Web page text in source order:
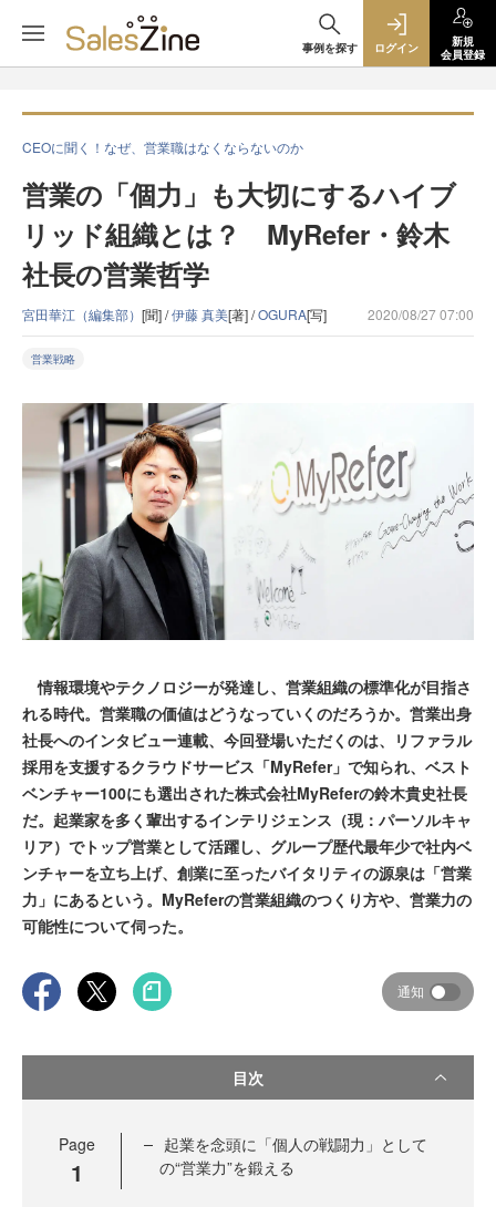
事例を探す ログイン
新規
会員登録
CEOに聞く！なぜ、営業職はなくならないのか
営業の「個力」も大切にするハイブ
リッド組織とは？ MyRefer・鈴木
社長の営業哲学
宮田華江（編集部） [聞] /伊藤 真美[著] /OGURA[写] 2020/08/27 07:00
営業戦略
情報環境やテクノロジーが発達し、営業組織の標準化が目指さ
れる時代。営業職の価値はどうなっていくのだろうか。営業出身
社長へのインタビュー連載、今回登場いただくのは、リファラル
採用を支援するクラウドサービス「MyRefer」で知られ、ベスト
ベンチャー100にも選出された株式会社MyReferの鈴木貴史社長
だ。起業家を多く輩出するインテリジェンス（現：パーソルキャ
リア）でトップ営業として活躍し、グループ歴代最年少で社内ベ
ンチャーを立ち上げ、創業に至ったバイタリティの源泉は「営業
力」にあるという。MyReferの営業組織のつくり方や、営業力の
可能性について伺った。
通知
目次
Page
1
起業を念頭に「個人の戦闘力」として
の“営業力”を鍛える